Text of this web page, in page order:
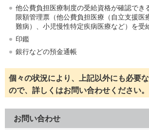
他公費負担医療制度の受給資格が確認でき
限額管理票（他公費負担医療（自立支援医
難病）、小児慢性特定疾病医療など）を受
印鑑
銀行などの預金通帳
個々の状況により、上記以外にも必要
ので、詳しくはお問い合わせください。
お問い合わせ